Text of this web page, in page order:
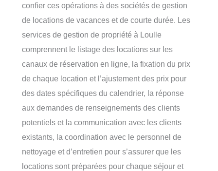
confier ces opérations à des sociétés de gestion
de locations de vacances et de courte durée. Les
services de gestion de propriété à Loulle
comprennent le listage des locations sur les
canaux de réservation en ligne, la fixation du prix
de chaque location et l’ajustement des prix pour
des dates spécifiques du calendrier, la réponse
aux demandes de renseignements des clients
potentiels et la communication avec les clients
existants, la coordination avec le personnel de
nettoyage et d’entretien pour s’assurer que les
locations sont préparées pour chaque séjour et